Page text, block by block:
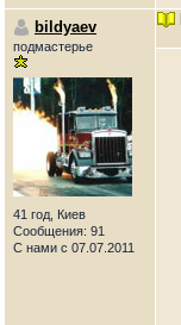
bildyaev
подмастерье
41 год, Киев
Сообщения: 91
С нами с 07.07.2011